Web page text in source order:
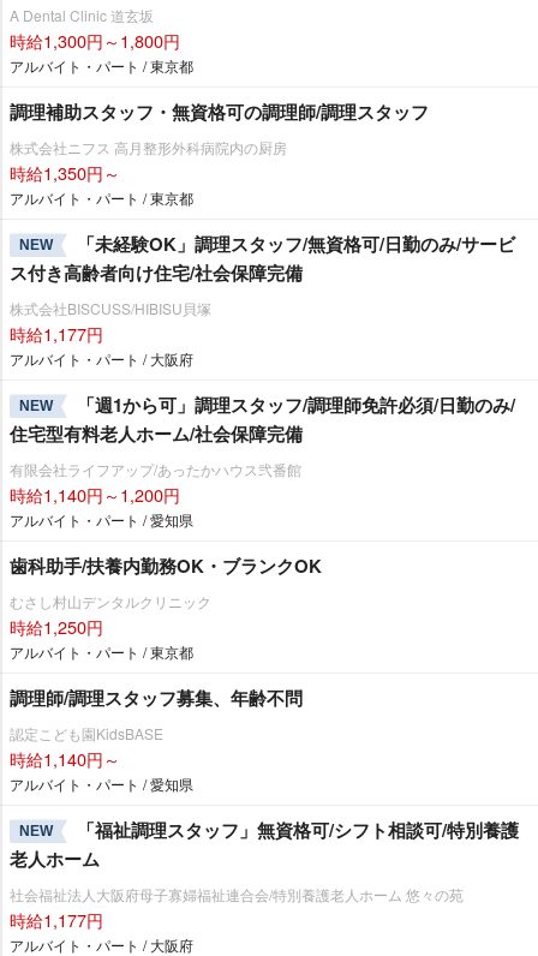
A Dental Clinic 道玄坂
時給1,300円～1,800円
アルバイト・パート / 東京都
調理補助スタッフ・無資格可の調理師/調理スタッフ
株式会社ニフス 高月整形外科病院内の厨房
時給1,350円～
アルバイト・パート / 東京都
NEW
「未経験OK」調理スタッフ/無資格可/日勤のみ/サービ
ス付き高齢者向け住宅/社会保障完備
株式会社BISCUSS/HIBISU貝塚
時給1,177円
アルバイト・パート / 大阪府
NEW
「週1から可」調理スタッフ/調理師免許必須/日勤のみ/
住宅型有料老人ホーム/社会保障完備
有限会社ライフアップ/あったかハウス弐番館
時給1,140円～1,200円
アルバイト・パート / 愛知県
歯科助手/扶養内勤務OK・ブランクOK
むさし村山デンタルクリニック
時給1,250円
アルバイト・パート / 東京都
調理師/調理スタッフ募集、年齢不問
認定こども園KidsBASE
時給1,140円～
アルバイト・パート / 愛知県
NEW
「福祉調理スタッフ」無資格可/シフト相談可/特別養護
老人ホーム
社会福祉法人大阪府母子寡婦福祉連合会/特別養護老人ホーム 悠々の苑
時給1,177円
アルバイト・パート / 大阪府